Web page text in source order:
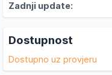
Zadnji update:
Dostupnost
Dostupno uz provjeru